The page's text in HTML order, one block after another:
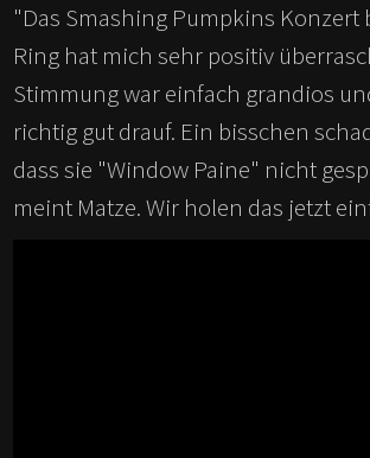
"Das Smashing Pumpkins Konzert
Ring hat mich sehr positiv
Stimmung war einfach grandios
richtig gut drauf. Ein bisschen
dass sie "Window Paine" nicht
meint Matze. Wir holen das jetzt